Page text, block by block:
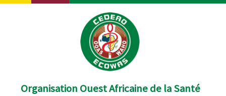
Aller
Organisation Ouest Africaine de la Santé